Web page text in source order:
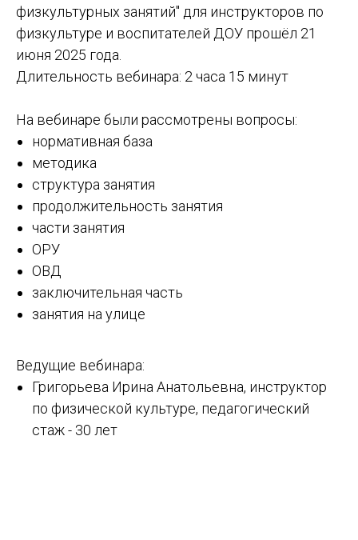
физкультурных занятий" для инструкторов по
физкультуре и воспитателей ДОУ прошёл 21
июня 2025 года.
Длительность вебинара: 2 часа 15 минут
На вебинаре были рассмотрены вопросы:
нормативная база
методика
структура занятия
продолжительность занятия
части занятия
ОРУ
ОВД
заключительная часть
занятия на улице
Ведущие вебинара:
Григорьева Ирина Анатольевна, инструктор
по физической культуре, педагогический
стаж - 30 лет